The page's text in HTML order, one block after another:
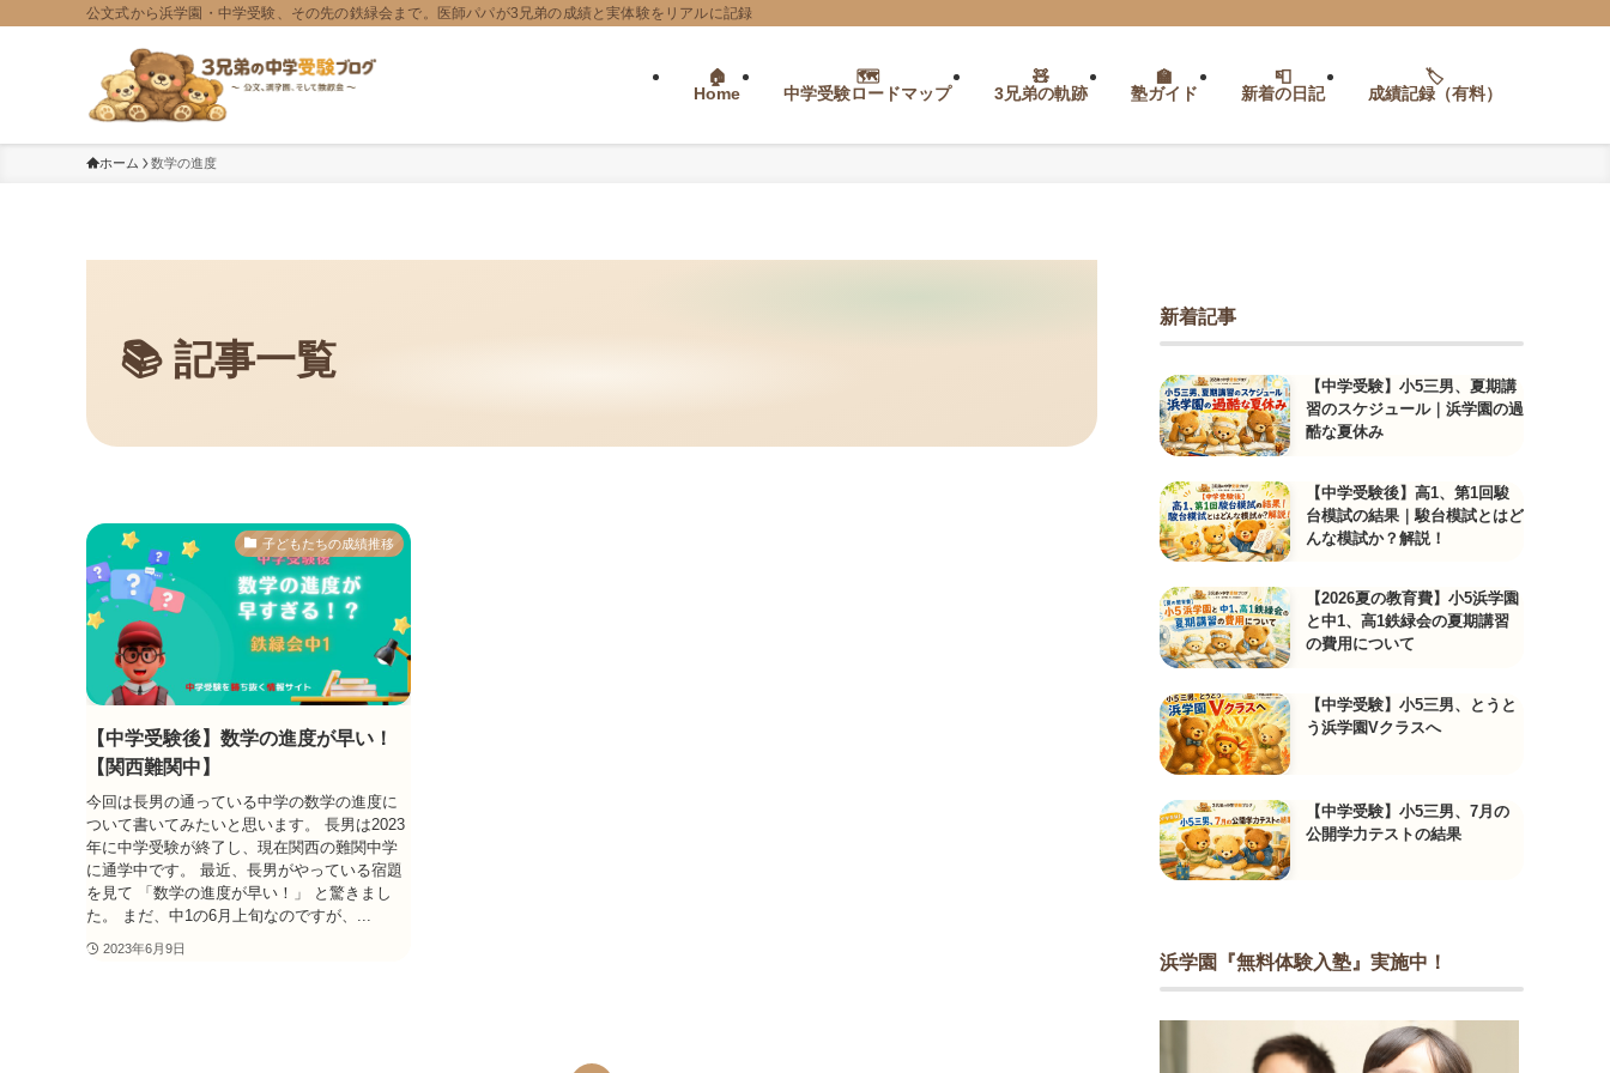
公文式から浜学園・中学受験、その先の鉄緑会まで。医師パパが3兄弟の成績と実体験をリアルに記録
Home 中学受験ロードマップ 3兄弟の軌跡 塾ガイド 新着の日記 成績記録（有料）
ホーム 数学の進度
子どもたちの成績推移
【中学受験後】数学の進度が早い！
【関西難関中】
今回は長男の通っている中学の数学の進度に
ついて書いてみたいと思います。 長男は2023
年に中学受験が終了し、現在関西の難関中学
に通学中です。 最近、長男がやっている宿題
を見て 「数学の進度が早い！」 と驚きまし
た。 まだ、中1の6月上旬なのですが、...
2023年6月9日
新着記事
【中学受験】小5三男、夏期講
習のスケジュール｜浜学園の過
酷な夏休み
【中学受験後】高1、第1回駿
台模試の結果｜駿台模試とはど
んな模試か？解説！
【2026夏の教育費】小5浜学園
と中1、高1鉄緑会の夏期講習
の費用について
【中学受験】小5三男、とうと
う浜学園Vクラスへ
【中学受験】小5三男、7月の
公開学力テストの結果
浜学園『無料体験入塾』実施中！